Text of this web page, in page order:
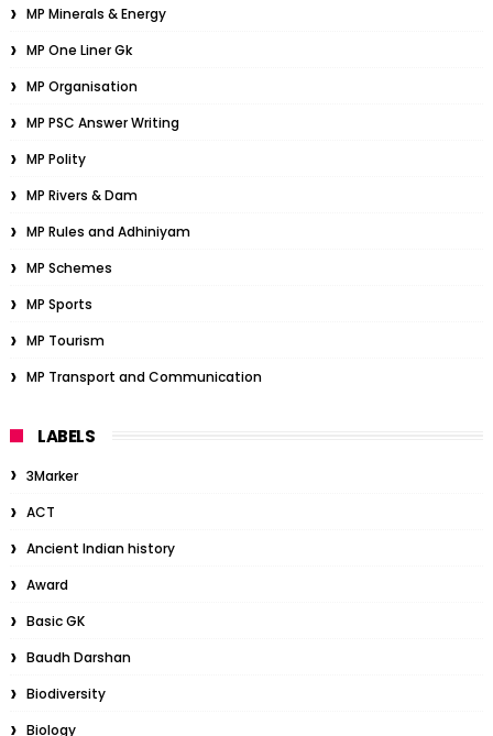
MP Minerals & Energy
MP One Liner Gk
MP Organisation
MP PSC Answer Writing
MP Polity
MP Rivers & Dam
MP Rules and Adhiniyam
MP Schemes
MP Sports
MP Tourism
MP Transport and Communication
LABELS
3Marker
ACT
Ancient Indian history
Award
Basic GK
Baudh Darshan
Biodiversity
Biology